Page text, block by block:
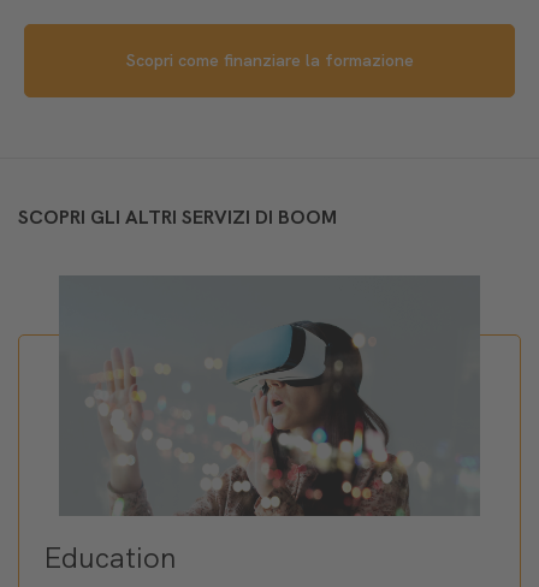
Scopri come finanziare la formazione
SCOPRI GLI ALTRI SERVIZI DI BOOM
Education